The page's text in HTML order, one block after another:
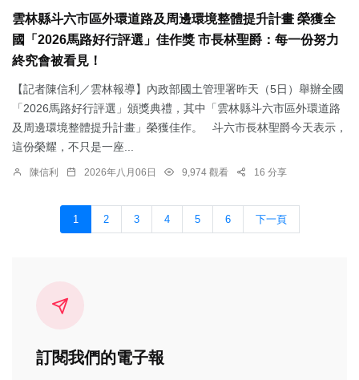
雲林縣斗六市區外環道路及周邊環境整體提升計畫 榮獲全
國「2026馬路好行評選」佳作獎 市長林聖爵：每一份努力
終究會被看見！
【記者陳信利／雲林報導】內政部國土管理署昨天（5日）舉辦全國
「2026馬路好行評選」頒獎典禮，其中「雲林縣斗六市區外環道路
及周邊環境整體提升計畫」榮獲佳作。 斗六市長林聖爵今天表示，
這份榮耀，不只是一座...
陳信利 2026年八月06日 9,974 觀看 16 分享
1 2 3 4 5 6 下一頁
訂閱我們的電子報